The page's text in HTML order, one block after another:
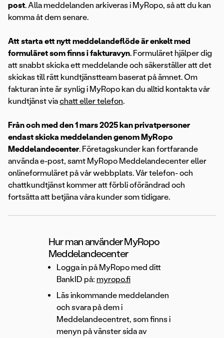
post. Alla meddelanden arkiveras i MyRopo, så att du kan
komma åt dem senare.
Att starta ett nytt meddelandeflöde är enkelt med
formuläret som finns i fakturavyn. Formuläret hjälper dig
att snabbt skicka ett meddelande och säkerställer att det
skickas till rätt kundtjänstteam baserat på ämnet. Om
fakturan inte är synlig i MyRopo kan du alltid kontakta vår
kundtjänst viachatt eller telefon.
Från och med den 1 mars 2025 kan privatpersoner
endast skicka meddelanden genom MyRopo
Meddelandecenter. Företagskunder kan fortfarande
använda e-post, samt MyRopo Meddelandecenter eller
onlineformuläret på vår webbplats. Vår telefon- och
chattkundtjänst kommer att förbli oförändrad och
fortsätta att betjäna våra kunder som tidigare.
Hur man använder MyRopo
Meddelandecenter
Logga in på MyRopo med ditt
BankID på: myropo.fi
Läs inkommande meddelanden
och svara på dem i
Meddelandecentret, som finns i
menyn på vänster sida av